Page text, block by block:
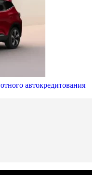
автокредитования